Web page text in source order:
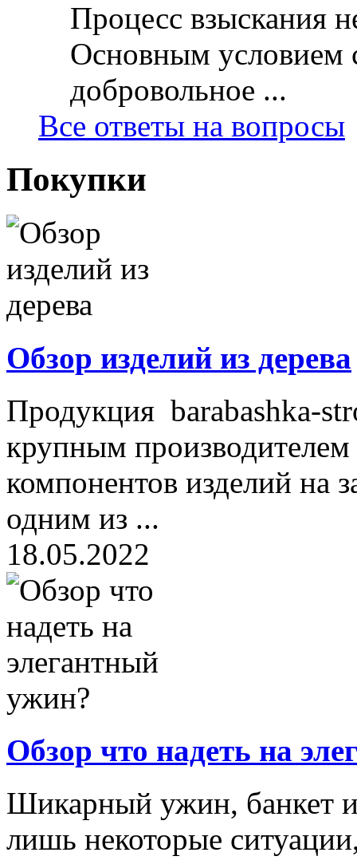
Процесс взыскания
Основным условием
добровольное ...
Все ответы на вопросы
Покупки
Обзор изделий из дерева
Продукция barabashka-
крупным
компонентов изделий на
одним из ...
18.05.2022
Обзор что надеть на
Шикарный ужин, банкет
лишь некоторые